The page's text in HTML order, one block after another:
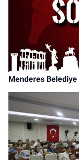
Menderes Belediye